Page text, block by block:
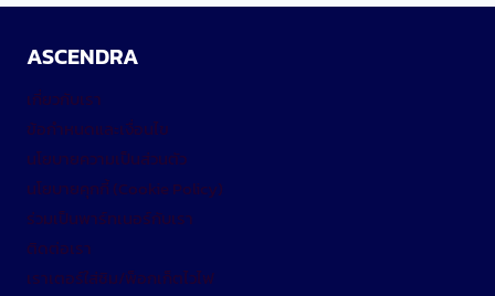
นี้
ASCENDRA
เกี่ยวกับเรา
ข้อกำหนดและเงื่อนไข
นโยบายความเป็นส่วนตัว
นโยบายคุกกี้ (Cookie Policy)
ร่วมเป็นพาร์ทเนอร์กับเรา
ติดต่อเรา
เราเตอร์ใส่ซิม/พ็อกเก็ตไวไฟ